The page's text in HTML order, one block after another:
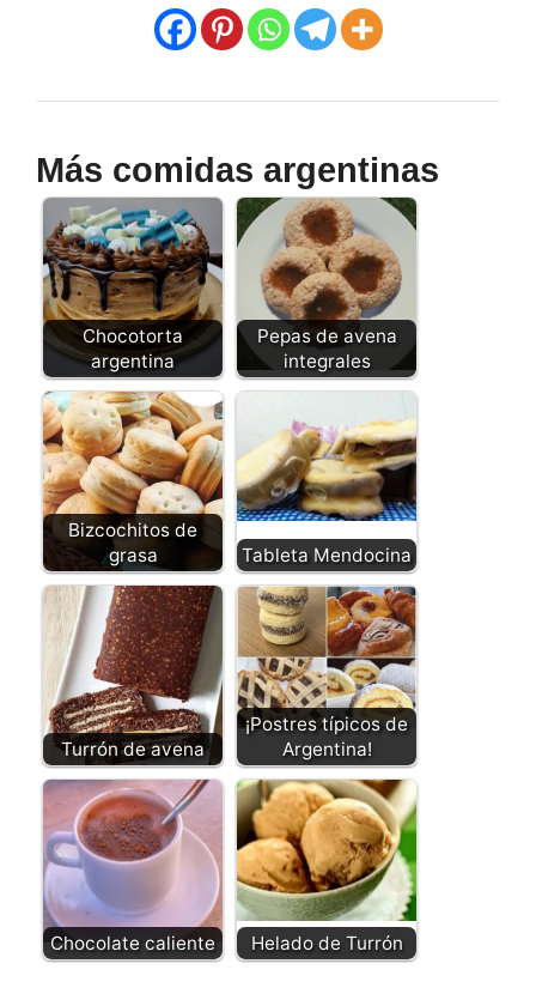
Más comidas argentinas
Chocotorta
argentina
Pepas de avena
integrales
Bizcochitos de
grasa
Tableta Mendocina
Turrón de avena
¡Postres típicos de
Argentina!
Chocolate caliente Helado de Turrón